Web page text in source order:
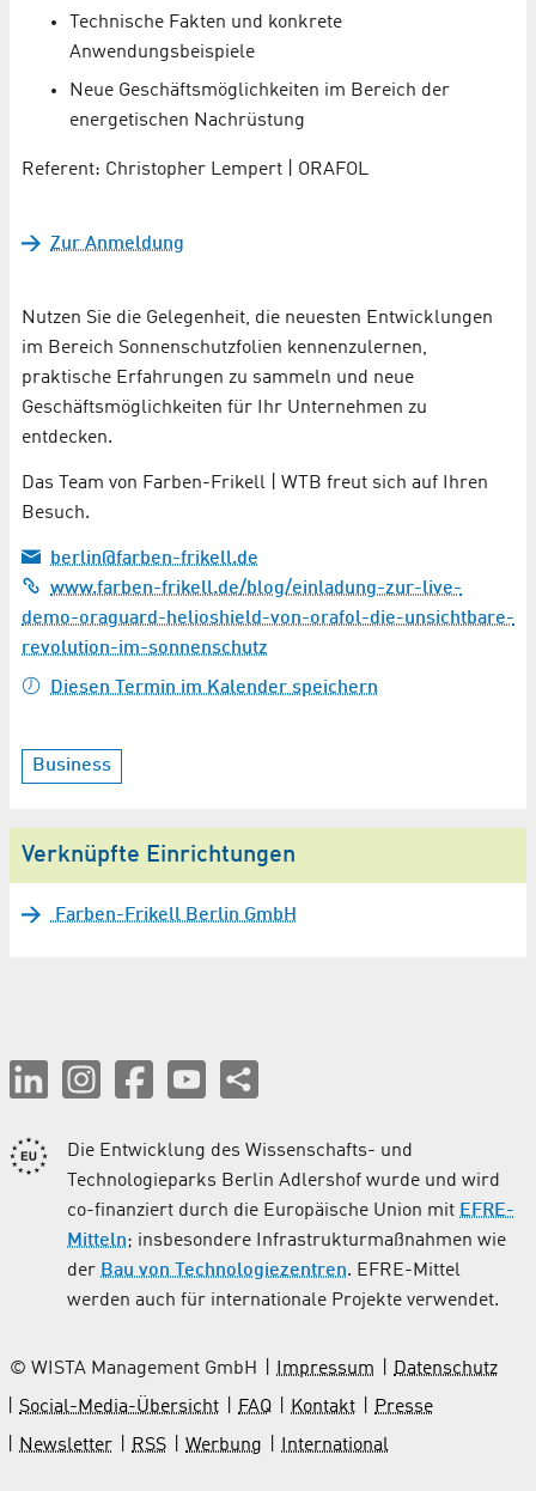
Technische Fakten und konkrete
Anwendungsbeispiele
Neue Geschäftsmöglichkeiten im Bereich der
energetischen Nachrüstung
Referent: Christopher Lempert | ORAFOL
Zur Anmeldung
Nutzen Sie die Gelegenheit, die neuesten Entwicklungen
im Bereich Sonnenschutzfolien kennenzulernen,
praktische Erfahrungen zu sammeln und neue
Geschäftsmöglichkeiten für Ihr Unternehmen zu
entdecken.
Das Team von Farben-Frikell | WTB freut sich auf Ihren
Besuch.
berlin@farben-frikell.de
www.farben-frikell.de/blog/einladung-zur-live-
demo-oraguard-helioshield-von-orafol-die-unsichtbare-
revolution-im-sonnenschutz
Diesen Termin im Kalender speichern
Business
Verknüpfte Einrichtungen
Farben-Frikell Berlin GmbH
Die Entwicklung des Wissenschafts- und
Technologieparks Berlin Adlershof wurde und wird
co-finanziert durch die Europäische Union mit EFRE-
Mitteln; insbesondere Infrastrukturmaßnahmen wie
der Bau von Technologiezentren. EFRE-Mittel
werden auch für internationale Projekte verwendet.
© WISTA Management GmbH Impressum
Datenschutz
Social-Media-Übersicht
FAQ Kontakt
Presse
Newsletter
RSS Werbung International